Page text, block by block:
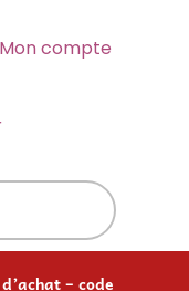
Mon compte
– code